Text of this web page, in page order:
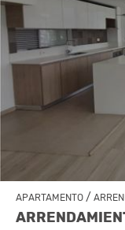
APARTAMENTO /